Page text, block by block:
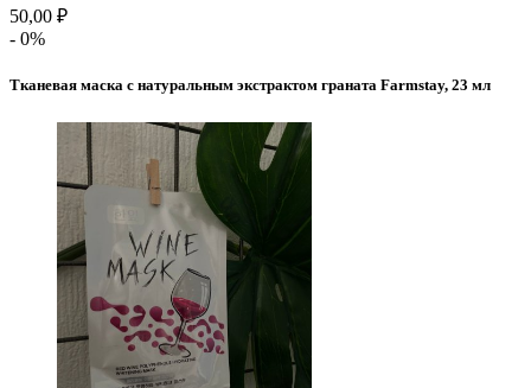
50,00 ₽
- 0%
Тканевая маска с натуральным экстрактом граната Farmstay, 23 мл